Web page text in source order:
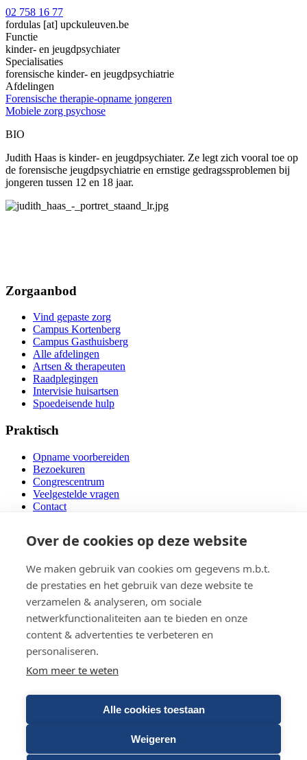
Over de cookies op deze website
We maken gebruik van cookies om gegevens m.b.t.
de prestaties en het gebruik van deze website te
verzamelen & analyseren, om sociale
netwerkfunctionaliteiten aan te bieden en onze
content & advertenties te verbeteren en
personaliseren.
Kom meer te weten
Alle cookies toestaan
Weigeren
02 758 16 77
fordulas [at] upckuleuven.be
Functie
kinder- en jeugdpsychiater
Specialisaties
forensische kinder- en jeugdpsychiatrie
Afdelingen
Forensische therapie-opname jongeren
Mobiele zorg psychose
BIO
Judith Haas is kinder- en jeugdpsychiater. Ze legt zich vooral toe op
de forensische jeugdpsychiatrie en ernstige gedragssproblemen bij
jongeren tussen 12 en 18 jaar.
Zorgaanbod
Vind gepaste zorg
Campus Kortenberg
Campus Gasthuisberg
Alle afdelingen
Artsen & therapeuten
Raadplegingen
Intervisie huisartsen
Spoedeisende hulp
Praktisch
Opname voorbereiden
Bezoekuren
Congrescentrum
Veelgestelde vragen
Contact
Locaties
Campus Gasthuisberg
Campus Sint-Annendael Diest
Mobiele teams
Volg ons op
X
Facebook
© 2026 Copyright UPC KU Leuven